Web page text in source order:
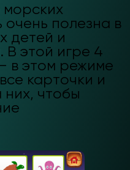
очень полезна в
детей и
В этой игре 4
в этом режиме
карточки и
чтобы